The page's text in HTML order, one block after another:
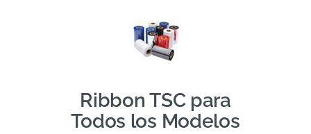
Ribbon TSC para
Todos los Modelos